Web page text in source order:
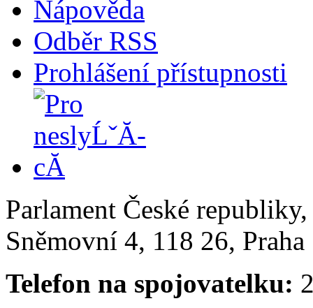
Nápověda
Odběr RSS
Prohlášení přístupnosti
Parlament České
Sněmovní 4, 118 26,
Telefon na spojovatelku: